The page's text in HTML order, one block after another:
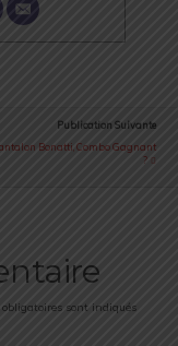
Publication Suivante
Bonatti, Combo Gagnant
?
obligatoires sont indiqués